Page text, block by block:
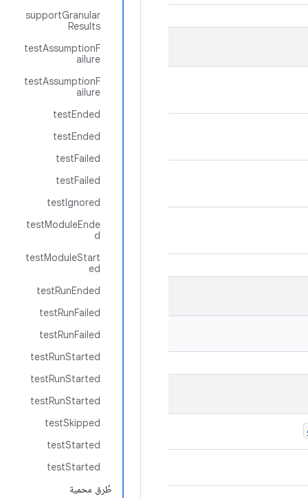
supportGranular
Results
testAssumptionF
ailure
testAssumptionF
ailure
testEnded
testEnded
testFailed
testFailed
testIgnored
testModuleEnde
d
testModuleStart
ed
testRunEnded
testRunFailed
testRunFailed
testRunStarted
testRunStarted
testRunStarted
testSkipped
testStarted
testStarted
طُرق محمية